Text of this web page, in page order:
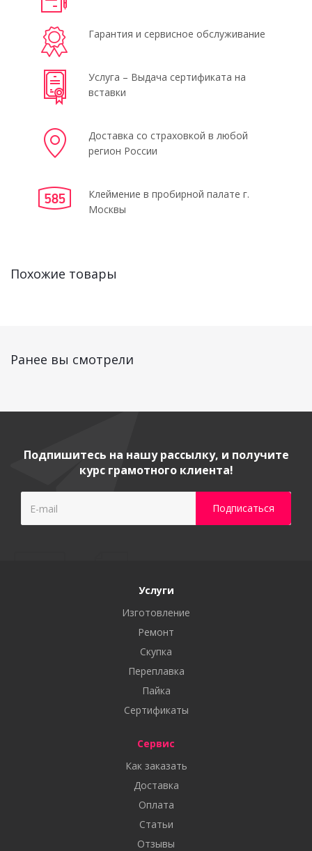
Гарантия и сервисное обслуживание
Услуга – Выдача сертификата на
вставки
Доставка со страховкой в любой
регион России
Клеймение в пробирной палате г.
Москвы
Похожие товары
Ранее вы смотрели
Подпишитесь на нашу рассылку, и получите
курс грамотного клиента!
Услуги
Изготовление
Ремонт
Скупка
Переплавка
Пайка
Сертификаты
Сервис
Как заказать
Доставка
Оплата
Статьи
Отзывы